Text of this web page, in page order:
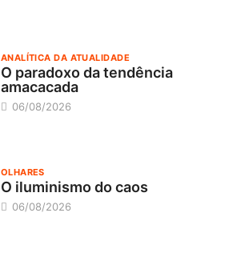
ANALÍTICA DA ATUALIDADE
O paradoxo da tendência
amacacada
06/08/2026
OLHARES
O iluminismo do caos
06/08/2026